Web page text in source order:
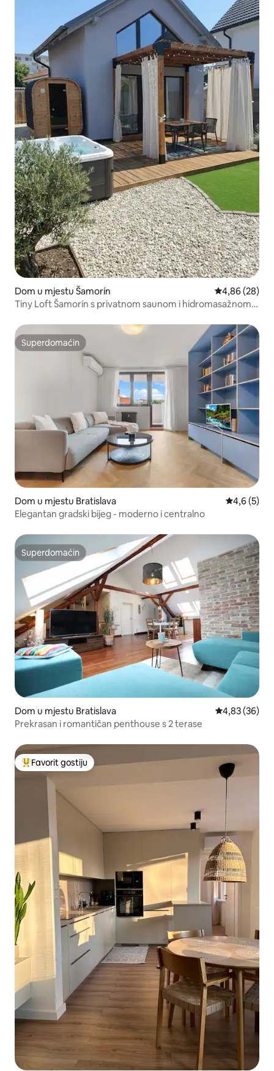
Dom u mjestu Šamorín Prosječna
4,86 (28)
Tiny Loft Šamorín s privatnom saunom i hidromasažnom
Superdomaćin
Superdomaćin
Dom u mjestu Bratislava Prosječna
4,6 (5)
Elegantan gradski bijeg - moderno i centralno
Superdomaćin
Superdomaćin
Dom u mjestu Bratislava Prosječna
4,83 (36)
Prekrasan i romantičan penthouse s 2 terase
Glavni favorit gostiju
Favorit gostiju